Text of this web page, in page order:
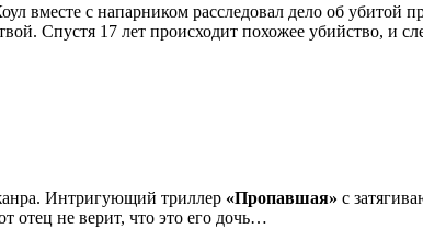
вместе с напарником расследовал дело об убитой
Спустя 17 лет происходит похожее убийство, и
Интригующий триллер «Пропавшая» с
отец не верит, что это его дочь…